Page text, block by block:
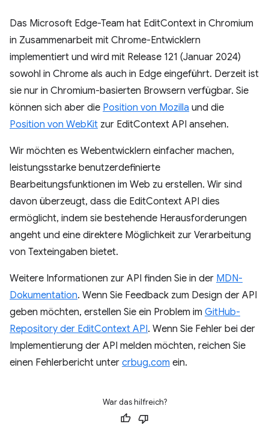
Das Microsoft Edge-Team hat EditContext in Chromium
in Zusammenarbeit mit Chrome-Entwicklern
implementiert und wird mit Release 121 (Januar 2024)
sowohl in Chrome als auch in Edge eingeführt. Derzeit ist
sie nur in Chromium-basierten Browsern verfügbar. Sie
können sich aber die Position von Mozilla und die
Position von WebKit zur EditContext API ansehen.
Wir möchten es Webentwicklern einfacher machen,
leistungsstarke benutzerdefinierte
Bearbeitungsfunktionen im Web zu erstellen. Wir sind
davon überzeugt, dass die EditContext API dies
ermöglicht, indem sie bestehende Herausforderungen
angeht und eine direktere Möglichkeit zur Verarbeitung
von Texteingaben bietet.
Weitere Informationen zur API finden Sie in der MDN-
Dokumentation. Wenn Sie Feedback zum Design der API
geben möchten, erstellen Sie ein Problem im GitHub-
Repository der EditContext API. Wenn Sie Fehler bei der
Implementierung der API melden möchten, reichen Sie
einen Fehlerbericht unter crbug.com ein.
War das hilfreich?